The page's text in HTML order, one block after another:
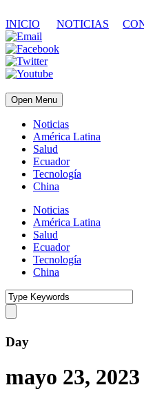
INICIO NOTICIAS
Open Menu
Noticias
América Latina
Salud
Ecuador
Tecnología
China
Noticias
América Latina
Salud
Ecuador
Tecnología
China
Day
mayo 23, 2023